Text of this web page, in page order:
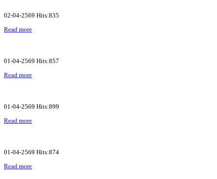
02-04-2569 Hits:835
Read more
01-04-2569 Hits:857
Read more
01-04-2569 Hits:899
Read more
01-04-2569 Hits:874
Read more